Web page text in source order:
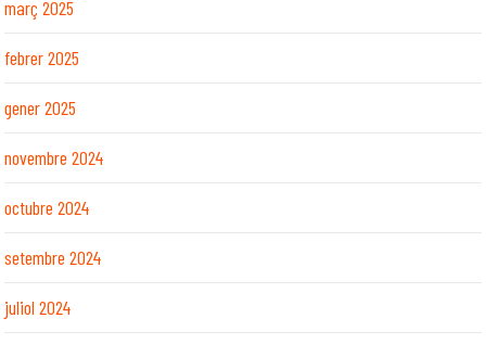
març 2025
febrer 2025
gener 2025
novembre 2024
octubre 2024
setembre 2024
juliol 2024